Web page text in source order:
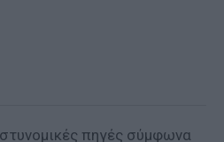
πηγές σύμφωνα